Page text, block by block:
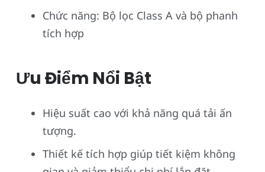
Chức năng: Bộ lọc Class A và bộ phanh
tích hợp
Ưu Điểm Nổi Bật
Hiệu suất cao với khả năng quá tải ấn
tượng.
Thiết kế tích hợp giúp tiết kiệm không